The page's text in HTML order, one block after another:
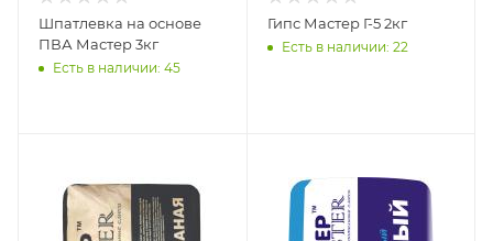
Шпатлевка на основе
ПВА Мастер 3кг
Есть в наличии: 45
Гипс Мастер Г-5 2кг
Есть в наличии: 22